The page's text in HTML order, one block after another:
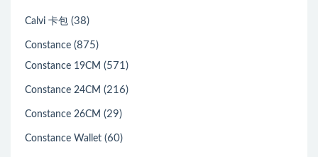
Calvi 卡包 (38)
Constance (875)
Constance 19CM (571)
Constance 24CM (216)
Constance 26CM (29)
Constance Wallet (60)